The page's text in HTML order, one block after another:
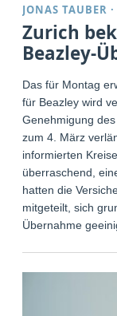
JONAS TAUBER ·
Zurich
Beazley-
Das für Montag
für Beazley wird
Genehmigung
zum 4. März
informierten
überraschend,
hatten die
mitgeteilt, sich
Übernahme